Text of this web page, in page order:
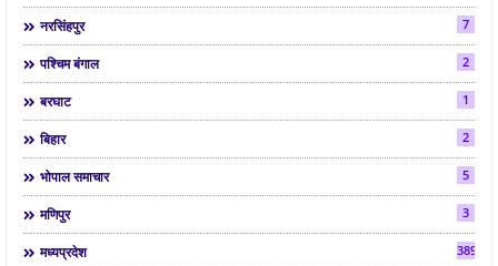
नरसिंहपुर 7
पश्चिम बंगाल 2
बरघाट 1
बिहार 2
भोपाल समाचार 5
मणिपुर 3
मध्यप्रदेश 3892